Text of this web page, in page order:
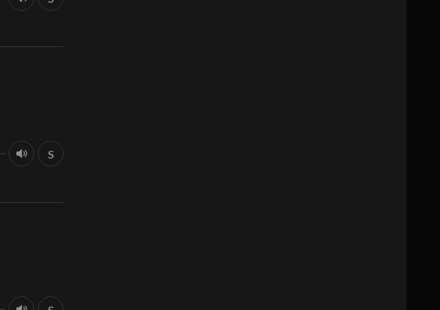
S